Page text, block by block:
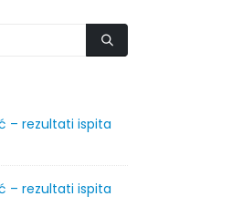
– rezultati ispita
– rezultati ispita